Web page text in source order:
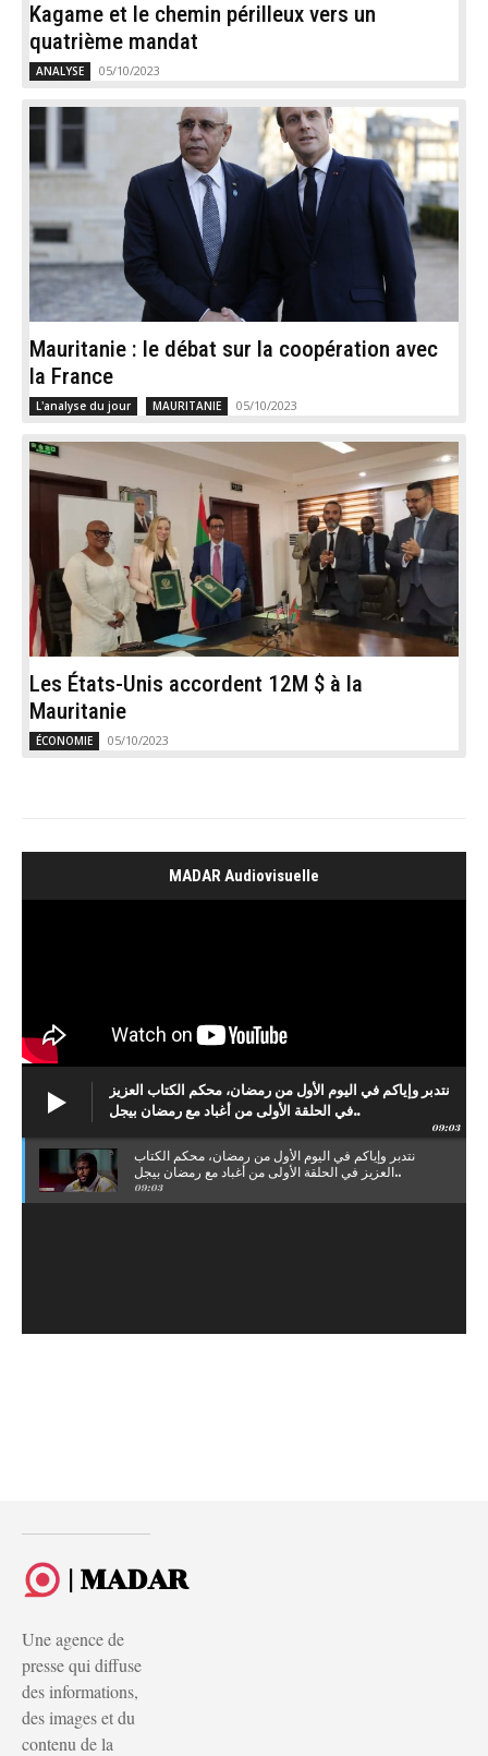
Kagame et le chemin périlleux vers un
quatrième mandat
ANALYSE 05/10/2023
Mauritanie : le débat sur la coopération avec
la France
L'analyse du jour MAURITANIE 05/10/2023
Les États-Unis accordent 12M $ à la
Mauritanie
ÉCONOMIE 05/10/2023
MADAR Audiovisuelle
نتدبر وإياكم في اليوم الأول من رمضان، محكم الكتاب العزيز
في الحلقة الأولى من أغباد مع رمضان بيجل..
09:03
نتدبر وإياكم في اليوم الأول من رمضان، محكم الكتاب
العزيز في الحلقة الأولى من أغباد مع رمضان بيجل..
09:03
| MADAR
Une agence de
presse qui diffuse
des informations,
des images et du
contenu de la